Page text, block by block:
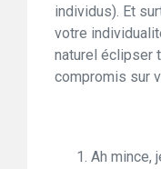
individus). Et
votre
naturel éclipser
compromis sur
Ah mince,